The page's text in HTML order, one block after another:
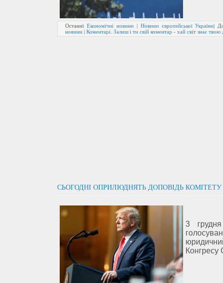
Останні Економічні новини| Новини європейської України|
новини | Коментарі. Залиш і ти свій коментар - хай світ знає
СЬОГОДНІ ОПРИЛЮДНЯТЬ ДОПОВІДЬ КОМІТЕТУ
3